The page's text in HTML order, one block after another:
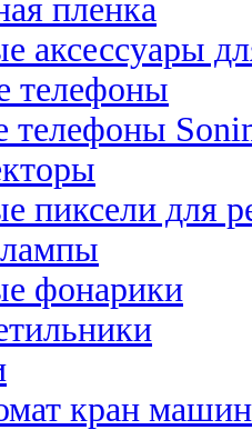
пленка
аксессуары
телефоны
пиксели для
фонарики
кран